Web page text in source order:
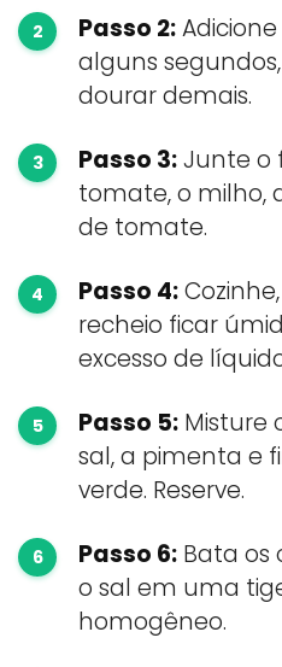
Passo 2:
alguns
dourar demais.
Passo 3:Junte o
tomate, o milho,
de tomate.
Passo 4:
recheio ficar
excesso de
Passo 5: Misture
sal, a pimenta e
verde. Reserve.
Passo 6: Bata os
o sal em uma
homogêneo.